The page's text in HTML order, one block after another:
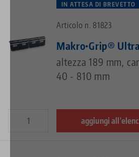
IN ATTESA DI BREVETTO
Articolo n. 81823
Makro•Grip®
altezza 189 mm,
40 - 810 mm
aggiungi